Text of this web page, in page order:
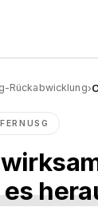
Rückabwicklung›